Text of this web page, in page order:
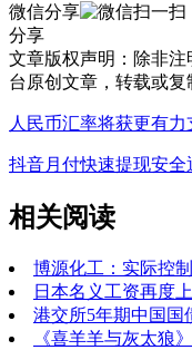
微信分享
分享
文章版权声明：除非注
台 原创文章，转载或复
人民币汇率将获更有
抖音月付快速提现安
相关阅读
博源化工：实际控
日本名义工资再度
港交所5年期中国国
《喜羊羊与灰太狼